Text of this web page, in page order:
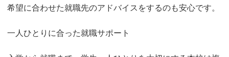
希望に合わせた就職先のアドバイスをするのも安心です。
一人ひとりに合った就職サポート